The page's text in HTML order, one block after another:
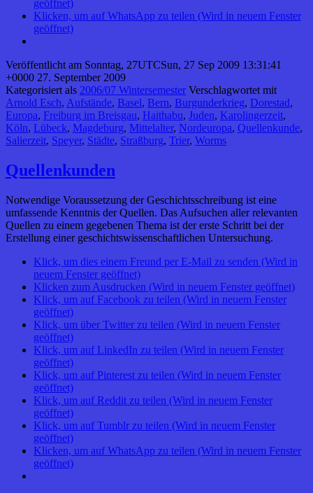
geöffnet)
Klicken, um auf WhatsApp zu teilen (Wird in neuem Fenster
geöffnet)
Veröffentlicht am Sonntag, 27UTCSun, 27 Sep 2009 13:31:41
+0000 27. September 2009
Kategorisiert als 2006/07 Wintersemester Verschlagwortet mit
Arnold Esch, Aufstände, Basel, Bern, Burgunderkrieg, Dorestad,
Europa, Freiburg im Breisgau, Haithabu, Juden, Karolingerzeit,
Köln, Lübeck, Magdeburg, Mittelalter, Nordeuropa, Quellenkunde,
Salierzeit, Speyer, Städte, Straßburg, Trier, Worms
Quellenkunden
Notwendige Voraussetzung der Geschichtsschreibung ist eine
umfassende Kenntnis der Quellen. Das Aufsuchen aller relevanten
Quellen zu einem gegebenen Thema ist der erste Schritt bei der
Erstellung einer geschichtswissenschaftlichen Untersuchung.
Klick, um dies einem Freund per E-Mail zu senden (Wird in
neuem Fenster geöffnet)
Klicken zum Ausdrucken (Wird in neuem Fenster geöffnet)
Klick, um auf Facebook zu teilen (Wird in neuem Fenster
geöffnet)
Klick, um über Twitter zu teilen (Wird in neuem Fenster
geöffnet)
Klick, um auf LinkedIn zu teilen (Wird in neuem Fenster
geöffnet)
Klick, um auf Pinterest zu teilen (Wird in neuem Fenster
geöffnet)
Klick, um auf Reddit zu teilen (Wird in neuem Fenster
geöffnet)
Klick, um auf Tumblr zu teilen (Wird in neuem Fenster
geöffnet)
Klicken, um auf WhatsApp zu teilen (Wird in neuem Fenster
geöffnet)